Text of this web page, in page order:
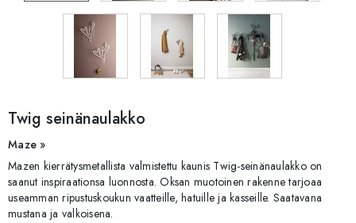
Twig seinänaulakko
Maze »
Mazen kierrätysmetallista valmistettu kaunis Twig-seinänaulakko on
saanut inspiraationsa luonnosta. Oksan muotoinen rakenne tarjoaa
useamman ripustuskoukun vaatteille, hatuille ja kasseille. Saatavana
mustana ja valkoisena.